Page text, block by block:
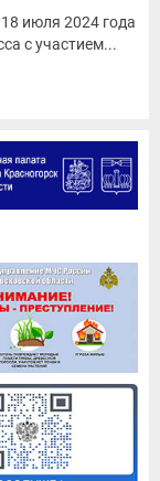
июля 2024 года
с участием...